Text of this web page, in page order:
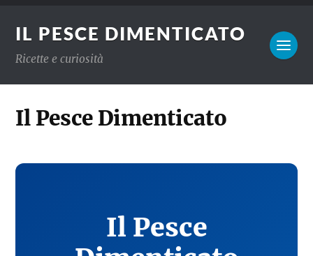
IL PESCE DIMENTICATO
Ricette e curiosità
Il Pesce Dimenticato
Il Pesce